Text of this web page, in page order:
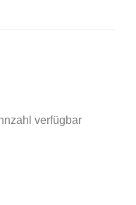
verfügbar